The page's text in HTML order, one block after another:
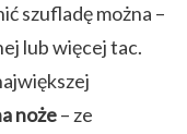
szufladę można –
lub więcej tac.
noże– ze